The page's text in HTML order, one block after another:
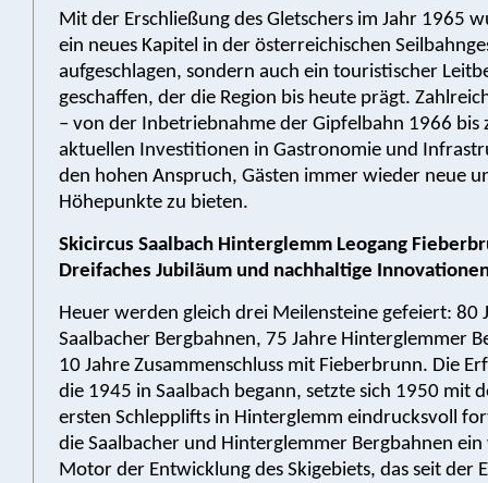
Mit der Erschließung des Gletschers im Jahr 1965
ein neues Kapitel in der österreichischen
aufgeschlagen, sondern auch ein touristischer
geschaffen, der die Region bis heute prägt.
– von der Inbetriebnahme der Gipfelbahn 1966 bis
aktuellen Investitionen in Gastronomie und
den hohen Anspruch, Gästen immer wieder neue
Höhepunkte zu bieten.
Skicircus Saalbach Hinterglemm Leogang
Dreifaches Jubiläum und nachhaltige
Heuer werden gleich drei Meilensteine gefeiert: 80
Saalbacher Bergbahnen, 75 Jahre Hinterglemmer
10 Jahre Zusammenschluss mit Fieberbrunn. Die
die 1945 in Saalbach begann, setzte sich 1950 mit
ersten Schlepplifts in Hinterglemm eindrucksvoll
die Saalbacher und Hinterglemmer Bergbahnen
Motor der Entwicklung des Skigebiets, das seit der